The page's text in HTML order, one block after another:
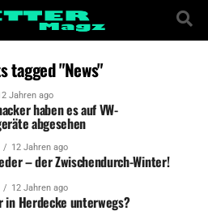
tagged "News"
Jahren ago
haben es auf VW-
abgesehen
12 Jahren ago
– der Zwischendurch-Winter!
12 Jahren ago
in Herdecke unterwegs?